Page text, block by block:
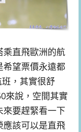
乘直飛歐洲的航
希望票價永遠都
，其實很舒
來說，空間其實
要趕緊看一下
應該可以是直飛